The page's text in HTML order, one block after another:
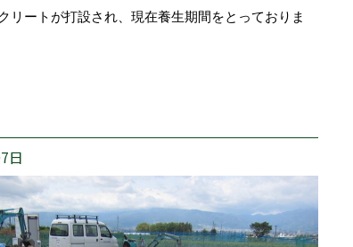
リートが打設され、現在養生期間をとっておりま
日